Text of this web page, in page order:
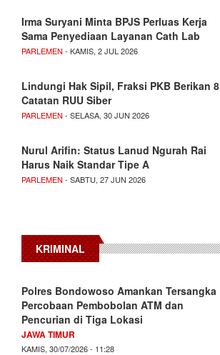
Irma Suryani Minta BPJS Perluas Kerja
Sama Penyediaan Layanan Cath Lab
PARLEMEN - KAMIS, 2 JUL 2026
Lindungi Hak Sipil, Fraksi PKB Berikan 8
Catatan RUU Siber
PARLEMEN - SELASA, 30 JUN 2026
Nurul Arifin: Status Lanud Ngurah Rai
Harus Naik Standar Tipe A
PARLEMEN - SABTU, 27 JUN 2026
KRIMINAL
Polres Bondowoso Amankan Tersangka
Percobaan Pembobolan ATM dan
Pencurian di Tiga Lokasi
JAWA TIMUR
KAMIS, 30/07/2026 - 11:28